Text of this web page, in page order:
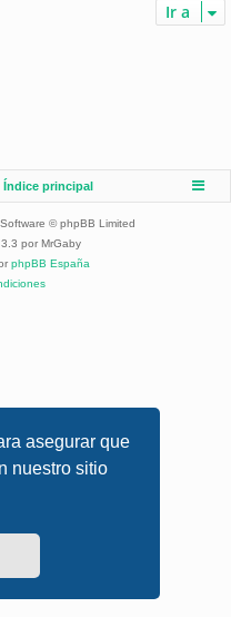
asegurar que
nuestro sitio
Ir a
Índice principal
© phpBB Limited
por MrGaby
phpBB España